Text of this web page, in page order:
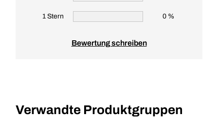
1 Stern 0 %
Bewertung schreiben
Verwandte Produktgruppen